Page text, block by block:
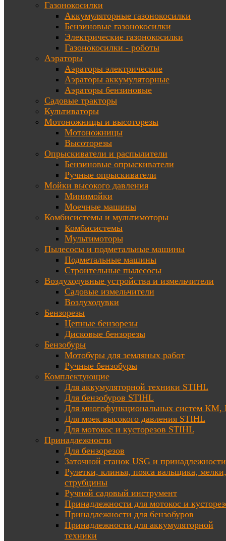
Газонокосилки
Аккумуляторные газонокосилки
Бензиновые газонокосилки
Электрические газонокосилки
Газонокосилки - роботы
Аэраторы
Аэраторы электрические
Аэраторы аккумуляторные
Аэраторы бензиновые
Садовые тракторы
Культиваторы
Мотоножницы и высоторезы
Мотоножницы
Высоторезы
Опрыскиватели и распылители
Бензиновые опрыскиватели
Ручные опрыскиватели
Мойки высокого давления
Минимойки
Моечные машины
Комбисистемы и мультимоторы
Комбисистемы
Мультимоторы
Пылесосы и подметальные машины
Подметальные машины
Строительные пылесосы
Воздуходувные устройства и измельчители
Садовые измельчители
Воздуходувки
Бензорезы
Цепные бензорезы
Дисковые бензорезы
Бензобуры
Мотобуры для земляных работ
Ручные бензобуры
Комплектующие
Для аккумуляторной техники STIHL
Для бензобуров STIHL
Для многофункциональных систем KM,
Для моек высокого давления STIHL
Для мотокос и кусторезов STIHL
Принадлежности
Для бензорезов
Заточной станок USG и принадлежности
Рулетки, клинья, пояса вальщика, мелки,
струбцины
Ручной садовый инструмент
Принадлежности для мотокос и
Принадлежности для бензобуров
Принадлежности для аккумуляторной
техники